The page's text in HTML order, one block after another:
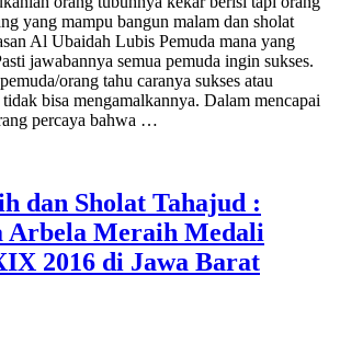
yang mampu bangun malam dan sholat
Al Ubaidah Lubis Pemuda mana yang
jawabannya semua pemuda ingin sukses.
orang tahu caranya sukses atau
bisa mengamalkannya. Dalam mencapai
percaya bahwa …
dan Sholat Tahajud :
Arbela Meraih Medali
2016 di Jawa Barat